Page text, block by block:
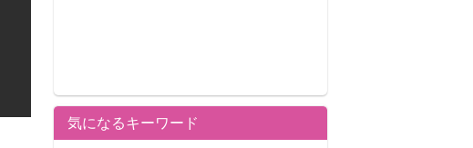
気になるキーワード